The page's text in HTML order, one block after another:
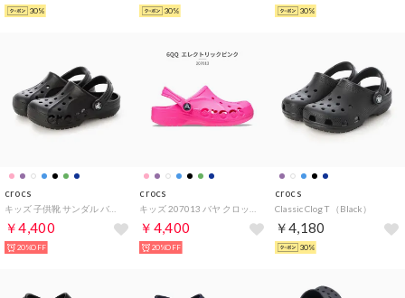
30% 30% 30%
crocs
￥4,400
20%OFF
crocs
￥4,400
20%OFF
crocs
Classic Clog T （Black）
￥4,180
30%